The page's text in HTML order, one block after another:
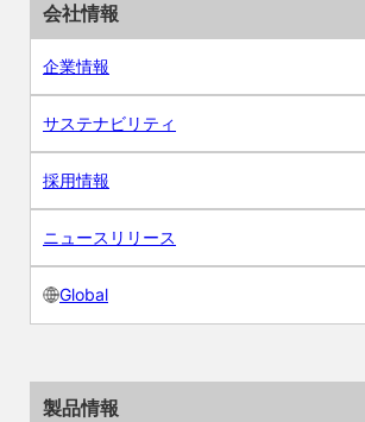
会社情報
企業情報
サステナビリティ
採用情報
ニュースリリース
Global
製品情報